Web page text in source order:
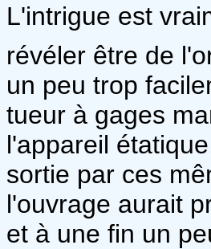
L'intrigue est
révéler être de
un peu trop
tueur à gages
l'appareil
sortie par ces
l'ouvrage aurait
et à une fin un